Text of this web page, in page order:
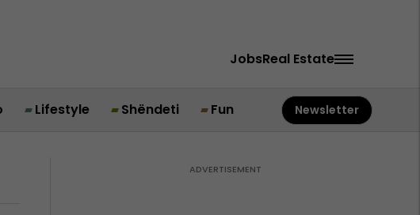
JobsReal Estate
Lifestyle Shëndeti Fun Newsletter